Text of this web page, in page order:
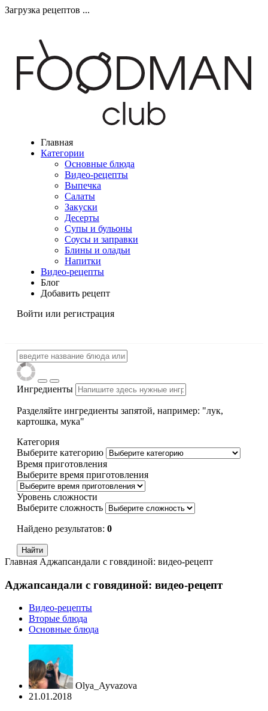
Загрузка рецептов ...
Главная
Категории
Основные блюда
Видео-рецепты
Выпечка
Салаты
Закуски
Десерты
Супы и бульоны
Соусы и заправки
Блины и оладьи
Напитки
Видео-рецепты
Блог
Добавить рецепт
Войти или регистрация
Ингредиенты
Разделяйте ингредиенты запятой, например: "лук,
картошка, мука"
Категория
Выберите категорию
Время приготовления
Выберите время приготовления
Уровень сложности
Выберите сложность
Найдено результатов: 0
Главная Аджапсандали с говядиной: видео-рецепт
Аджапсандали с говядиной: видео-рецепт
Видео-рецепты
Вторые блюда
Основные блюда
Olya_Ayvazova
21.01.2018